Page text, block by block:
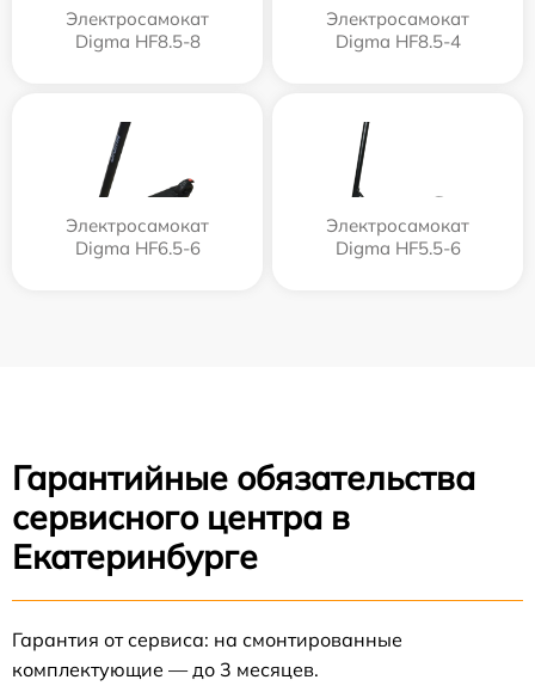
Электросамокат
Digma HF8.5-8
Электросамокат
Digma HF8.5-4
Электросамокат
Digma HF6.5-6
Электросамокат
Digma HF5.5-6
Гарантийные обязательства
сервисного центра в
Екатеринбурге
Гарантия от сервиса: на смонтированные
комплектующие — до 3 месяцев.